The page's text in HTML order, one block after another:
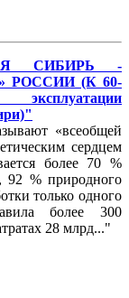
СИБИРЬ -
РОССИИ (К 60-
«всеобщей
сердцем
более 70 %
92 % природного
только одного
более 300
28 млрд..."